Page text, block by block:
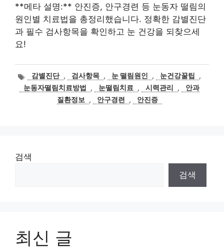
**메타 설명:** 안진증, 안구경련 등 눈동자 떨림의
원인별 치료법을 총정리했습니다. 정확한 감별진단
과 필수 검사항목을 확인하고 눈 건강을 되찾으세
요!
태
그
감별진단 , 검사항목 , 눈 떨림원인 , 눈건강꿀팁
,
눈동자떨림치료방법
, 눈떨림치료 , 시력관리 ,
안과
질환정보
, 안구경련 , 안진증
검색
검색
최신 글